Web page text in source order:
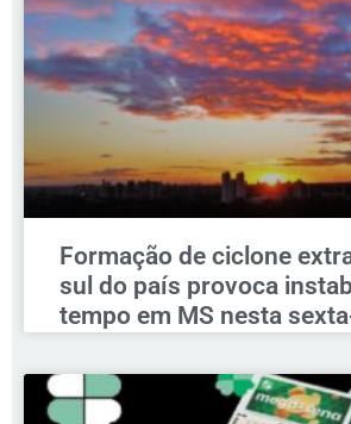
Formação de ciclone
sul do país provoca
tempo em MS nesta